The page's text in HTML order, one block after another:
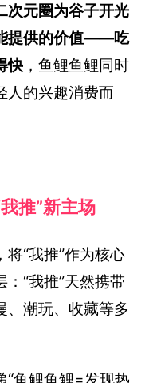
次元圈为谷子开光
提供的价值——吃
快 ，鱼鲤鱼鲤同时
人的兴趣消费而
推”新主场
“我推”作为核心
“我推”天然携带
、潮玩、收藏等多
“鱼鲤鱼鲤=发现热